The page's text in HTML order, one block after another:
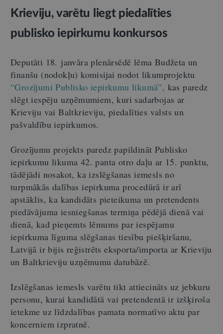
Krieviju, varētu liegt piedalīties
publisko iepirkumu konkursos
Deputāti 18. janvāra plenārsēdē lēma Budžeta un
finanšu (nodokļu) komisijai nodot likumprojektu
“Grozījumi Publisko iepirkumu likumā”, kas paredz
slēgt iespēju uzņēmumiem, kuri sadarbojas ar
Krieviju vai Baltkrieviju, piedalīties valsts un
pašvaldību iepirkumos.
Grozījumu projekts paredz papildināt Publisko
iepirkumu likuma 42. panta otro daļu ar 15. punktu,
tādējādi nosakot, ka izslēgšanas iemesls no
turpmākās dalības iepirkuma procedūrā ir arī
apstāklis, ka kandidāts pieteikuma un pretendents
piedāvājuma iesniegšanas termiņa pēdējā dienā vai
dienā, kad pieņemts lēmums par iespējamu
iepirkuma līguma slēgšanas tiesību piešķiršanu,
Latvijā ir bijis reģistrēts eksporta/importa ar Krieviju
un Baltkrieviju uzņēmumu datubāzē.
Izslēgšanas iemesls varētu tikt attiecināts uz jebkuru
personu, kurai kandidātā vai pretendentā ir izšķiroša
ietekme uz līdzdalības pamata normatīvo aktu par
koncerniem izpratnē.